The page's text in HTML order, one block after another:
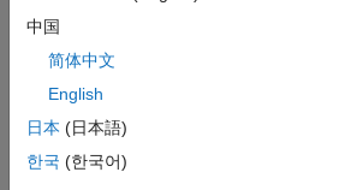
Simple Variable Mass 6DOF (Euler
制限
中国
简体中文
English
日本 (日本語)
한국 (한국어)